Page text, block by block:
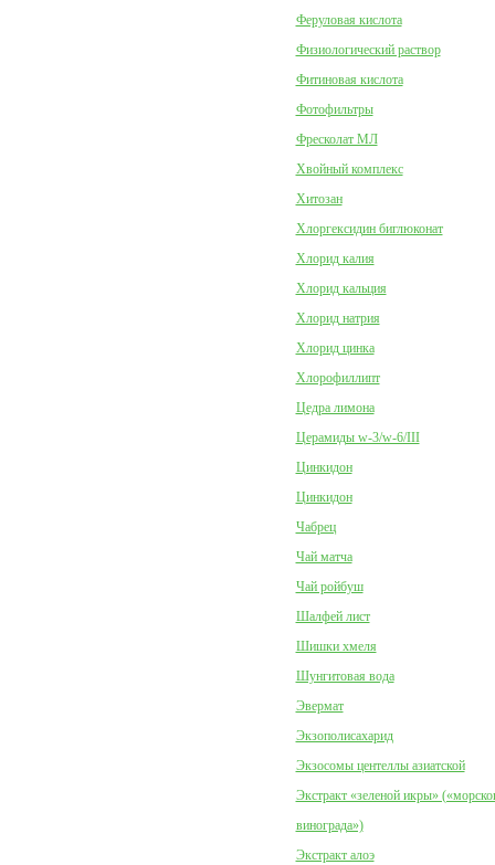
Феруловая кислота
Физиологический раствор
Фитиновая кислота
Фотофильтры
Фресколат МЛ
Хвойный комплекс
Хитозан
Хлоргексидин биглюконат
Хлорид калия
Хлорид кальция
Хлорид натрия
Хлорид цинка
Хлорофиллипт
Цедра лимона
Церамиды w-3/w-6/III
Цинкидон
Цинкидон
Чабрец
Чай матча
Чай ройбуш
Шалфей лист
Шишки хмеля
Шунгитовая вода
Эвермат
Экзополисахарид
Экзосомы центеллы азиатской
Экстракт «зеленой икры»
винограда»)
Экстракт алоэ